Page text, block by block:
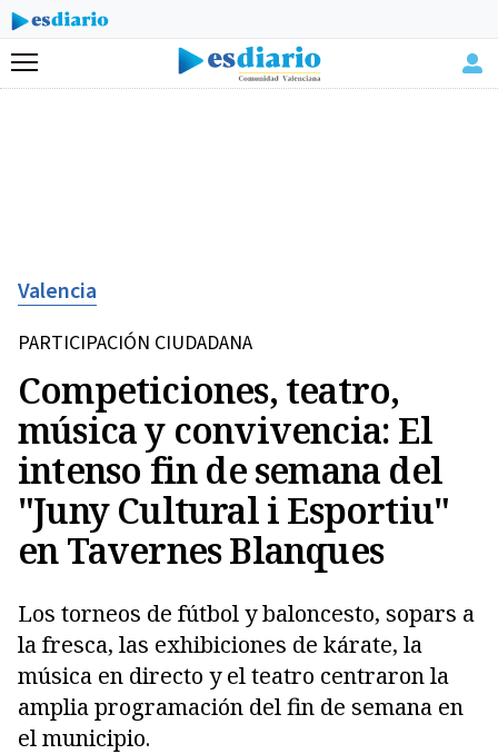
Menú
Valencia
PARTICIPACIÓN CIUDADANA
Competiciones, teatro,
música y convivencia: El
intenso fin de semana del
"Juny Cultural i Esportiu"
en Tavernes Blanques
Los torneos de fútbol y baloncesto, sopars a
la fresca, las exhibiciones de kárate, la
música en directo y el teatro centraron la
amplia programación del fin de semana en
el municipio.
Copiar